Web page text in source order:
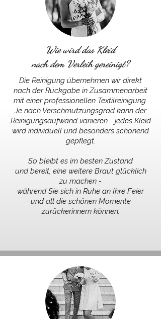
Wie wird das Kleid
nach dem Verleih gereinigt?
Die Reinigung übernehmen wir direkt
nach der Rückgabe in Zusammenarbeit
mit einer professionellen Textilreinigung.
Je nach Verschmutzungsgrad kann der
Reinigungsaufwand variieren - jedes Kleid
wird individuell und besonders schonend
gepflegt.
So bleibt es im besten Zustand
und bereit, eine weitere Braut glücklich
zu machen -
während Sie sich in Ruhe an Ihre Feier
und all die schönen Momente
zurückerinnern können.